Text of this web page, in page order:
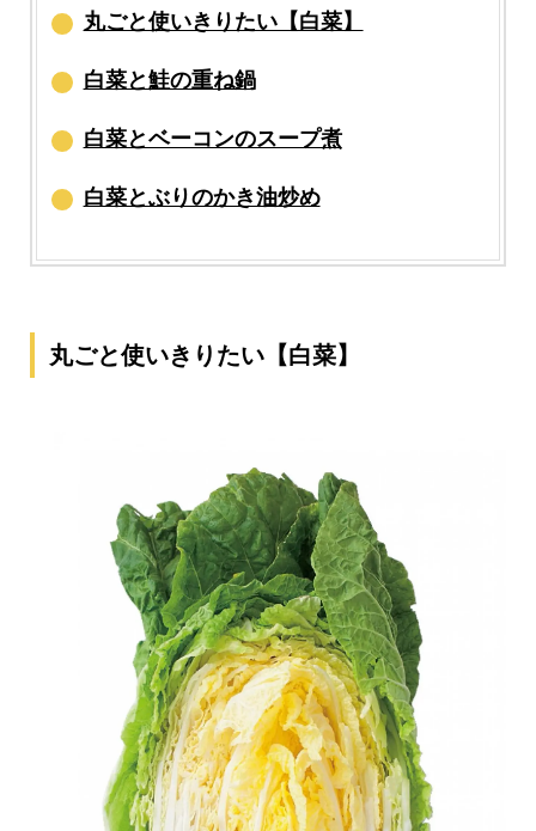
丸ごと使いきりたい【白菜】
白菜と鮭の重ね鍋
白菜とベーコンのスープ煮
白菜とぶりのかき油炒め
丸ごと使いきりたい【白菜】